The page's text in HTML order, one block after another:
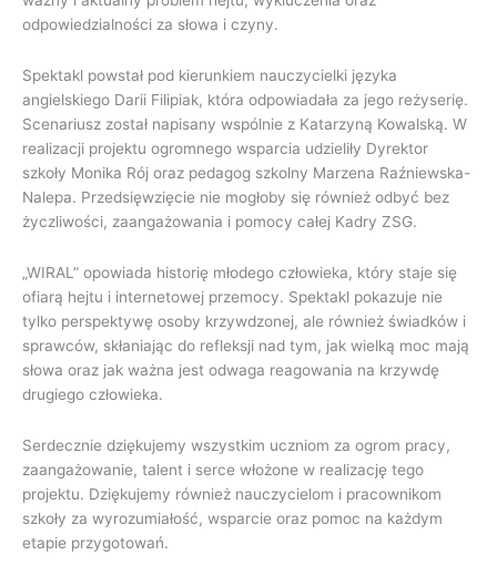
odpowiedzialności za słowa i czyny.
Spektakl powstał pod kierunkiem nauczycielki języka
angielskiego Darii Filipiak, która odpowiadała za jego reżyserię.
Scenariusz został napisany wspólnie z Katarzyną Kowalską. W
realizacji projektu ogromnego wsparcia udzieliły Dyrektor
szkoły Monika Rój oraz pedagog szkolny Marzena Raźniewska-
Nalepa. Przedsięwzięcie nie mogłoby się również odbyć bez
życzliwości, zaangażowania i pomocy całej Kadry ZSG.
„WIRAL” opowiada historię młodego człowieka, który staje się
ofiarą hejtu i internetowej przemocy. Spektakl pokazuje nie
tylko perspektywę osoby krzywdzonej, ale również świadków i
sprawców, skłaniając do refleksji nad tym, jak wielką moc mają
słowa oraz jak ważna jest odwaga reagowania na krzywdę
drugiego człowieka.
Serdecznie dziękujemy wszystkim uczniom za ogrom pracy,
zaangażowanie, talent i serce włożone w realizację tego
projektu. Dziękujemy również nauczycielom i pracownikom
szkoły za wyrozumiałość, wsparcie oraz pomoc na każdym
etapie przygotowań.